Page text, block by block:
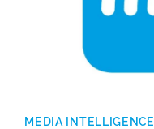
MEDIA INTELLIGENCE